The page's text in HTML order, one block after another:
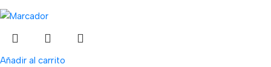
Añadir al carrito